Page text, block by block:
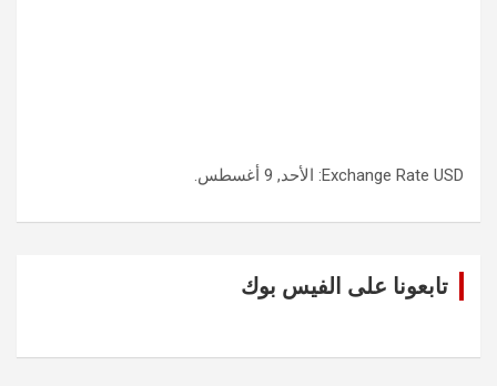
Exchange Rate USD : الأحد, 9 أغسطس.
تابعونا على الفيس بوك